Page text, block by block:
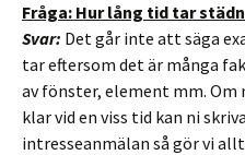
Fråga: Hur lång tid tar
Svar: Det går inte att säga
tar eftersom det är många
av fönster, element mm.
klar vid en viss tid kan ni
intresseanmälan så gör vi